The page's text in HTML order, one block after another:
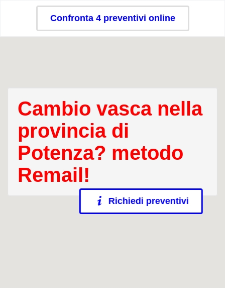
Confronta 4 preventivi online
Cambio vasca nella
provincia di
Potenza? metodo
Remail!
Richiedi preventivi